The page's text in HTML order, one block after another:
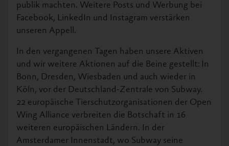
publik machten. Weitere Posts und Werbung bei
Facebook, LinkedIn und Instagram verstärken
unseren Appell.
In den vergangenen Tagen haben unsere Aktiven
und wir weitere Aktionen auf die Beine gestellt: In
Bonn, Dresden, Wiesbaden und auch wieder in
Köln, vor der Deutschland-Zentrale von Subway.
22 europäische Tierschutzorganisationen der Open
Wing Alliance verbreiten die Botschaft in 16
weiteren europäischen Ländern. In der
Amsterdamer Innenstadt, wo Subway seine